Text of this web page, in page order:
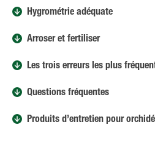
Hygrométrie adéquate
Arroser et fertiliser
Les trois erreurs les plus
Questions fréquentes
Produits d’entretien pour